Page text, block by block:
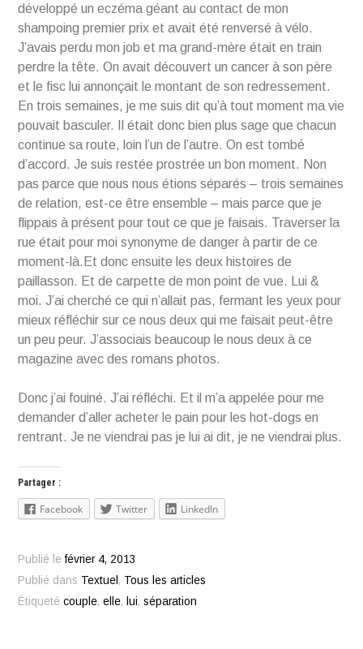
développé un eczéma géant au contact de mon
shampoing premier prix et avait été renversé à vélo.
J’avais perdu mon job et ma grand-mère était en train
perdre la tête. On avait découvert un cancer à son père
et le fisc lui annonçait le montant de son redressement.
En trois semaines, je me suis dit qu’à tout moment ma vie
pouvait basculer. Il était donc bien plus sage que chacun
continue sa route, loin l’un de l’autre. On est tombé
d’accord. Je suis restée prostrée un bon moment. Non
pas parce que nous nous étions séparés – trois semaines
de relation, est-ce être ensemble – mais parce que je
flippais à présent pour tout ce que je faisais. Traverser la
rue était pour moi synonyme de danger à partir de ce
moment-là.Et donc ensuite les deux histoires de
paillasson. Et de carpette de mon point de vue. Lui &
moi. J’ai cherché ce qui n’allait pas, fermant les yeux pour
mieux réfléchir sur ce nous deux qui me faisait peut-être
un peu peur. J’associais beaucoup le nous deux à ce
magazine avec des romans photos.
Donc j’ai fouiné. J’ai réfléchi. Et il m’a appelée pour me
demander d’aller acheter le pain pour les hot-dogs en
rentrant. Je ne viendrai pas je lui ai dit, je ne viendrai plus.
Partager :
Facebook Twitter LinkedIn
Publié lefévrier 4, 2013
Publié dans Textuel , Tous les articles
Étiquetécouple,elle, lui,séparation